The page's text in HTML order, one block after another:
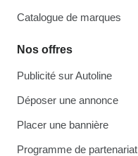
Catalogue de marques
Nos offres
Publicité sur Autoline
Déposer une annonce
Placer une bannière
Programme de partenariat